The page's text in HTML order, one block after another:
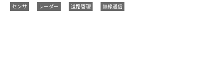
センサ レーダー 道路管理 無線通信